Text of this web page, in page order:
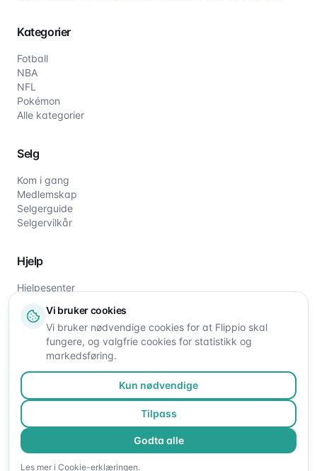
Kategorier
Fotball
NBA
NFL
Pokémon
Alle kategorier
Selg
Kom i gang
Medlemskap
Selgerguide
Selgervilkår
Hjelp
Hjelpesenter
Om oss
Kontakt oss
©2026Flippio. Alle rettigheter reservert.
Vi bruker cookies
Vi bruker nødvendige cookies for at Flippio skal
fungere, og valgfrie cookies for statistikk og
markedsføring.
Kun nødvendige
Tilpass
Godta alle
Les mer i Cookie-erklæringen.